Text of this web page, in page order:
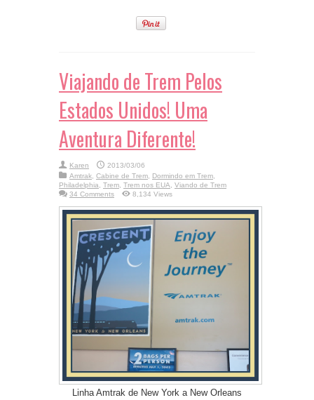
Viajando de Trem Pelos
Estados Unidos! Uma
Aventura Diferente!
Karen
2013/03/06
Amtrak Cabine de Trem Dormindo em Trem
Philadelphia
Trem Trem nos EUA
Viando de Trem
34 Comments
8,134 Views
Linha Amtrak de New York a New Orleans